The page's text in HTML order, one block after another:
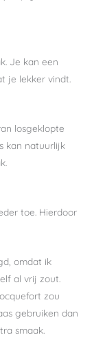
Je kan een
je lekker vindt.
losgeklopte
kan natuurlijk
toe. Hierdoor
omdat ik
al vrij zout.
zou
gebruiken dan
smaak.